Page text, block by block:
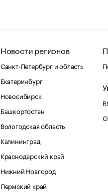
Новости регионов
Санкт-Петербург и область
Екатеринбург
Новосибирск
Башкортостан
Вологодская область
Калининград
Краснодарский край
Нижний Новгород
Пермский край